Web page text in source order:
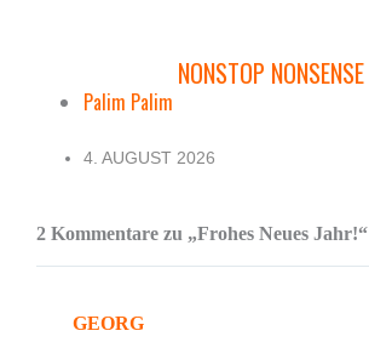
NONSTOP NONSENSE
Palim Palim
4. AUGUST 2026
2 Kommentare zu „Frohes Neues Jahr!“
GEORG